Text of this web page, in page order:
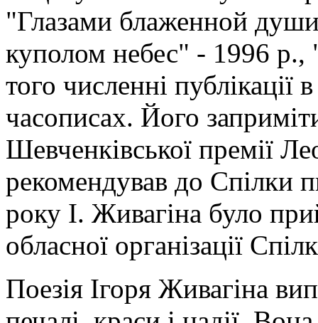
"Глазами блаженной
куполом небес" - 1996
того численні
часописах. Його
Шевченківської премії
рекомендував до Спілки
року І. Живагіна було
обласної організації
Поезія Ігоря Живагіна